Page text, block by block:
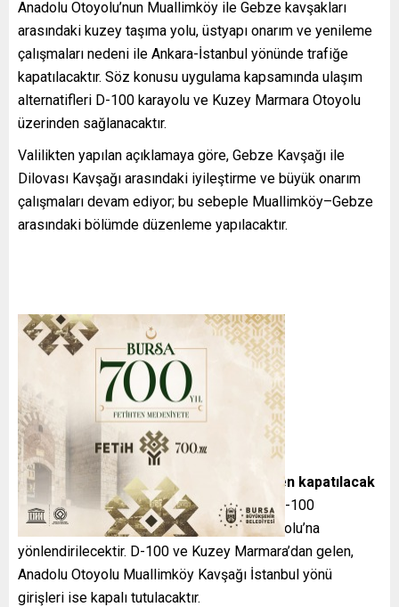
Anadolu Otoyolu’nun Muallimköy ile Gebze kavşakları
arasındaki kuzey taşıma yolu, üstyapı onarım ve yenileme
çalışmaları nedeni ile Ankara-İstanbul yönünde trafiğe
kapatılacaktır. Söz konusu uygulama kapsamında ulaşım
alternatifleri D-100 karayolu ve Kuzey Marmara Otoyolu
üzerinden sağlanacaktır.
Valilikten yapılan açıklamaya göre, Gebze Kavşağı ile
Dilovası Kavşağı arasındaki iyileştirme ve büyük onarım
çalışmaları devam ediyor; bu sebeple Muallimköy–Gebze
arasındaki bölümde düzenleme yapılacaktır.
Ulaşım Düzenlemeleri ve
Güzergahlar
Otoyolun
Ankara→İstanbul yönü tamamen kapatılacak
ve trafiğin akışı Muallimköy Kavşağı’ndan D-100
karayoluna, oradan da Kuzey Marmara Otoyolu’na
yönlendirilecektir. D-100 ve Kuzey Marmara’dan gelen,
Anadolu Otoyolu Muallimköy Kavşağı İstanbul yönü
girişleri ise kapalı tutulacaktır.